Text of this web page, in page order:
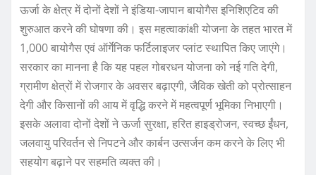
ऊर्जा के क्षेत्र में दोनों देशों ने इंडिया-जापान बायोगैस इनिशिएटिव की
शुरुआत करने की घोषणा की। इस महत्वाकांक्षी योजना के तहत भारत में
1,000 बायोगैस एवं ऑर्गेनिक फर्टिलाइजर प्लांट स्थापित किए जाएंगे।
सरकार का मानना है कि यह पहल गोबरधन योजना को नई गति देगी,
ग्रामीण क्षेत्रों में रोजगार के अवसर बढ़ाएगी, जैविक खेती को प्रोत्साहन
देगी और किसानों की आय में वृद्धि करने में महत्वपूर्ण भूमिका निभाएगी।
इसके अलावा दोनों देशों ने ऊर्जा सुरक्षा, हरित हाइड्रोजन, स्वच्छ ईंधन,
जलवायु परिवर्तन से निपटने और कार्बन उत्सर्जन कम करने के लिए भी
सहयोग बढ़ाने पर सहमति व्यक्त की।